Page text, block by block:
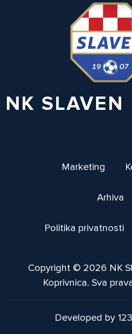
NK SLAVEN
Marketing
Arhiva
Politika privatnosti
Copyright © 2026 NK
Koprivnica. Sva
Developed by